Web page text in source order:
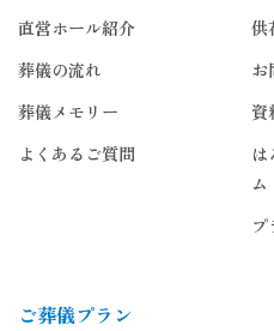
直営ホール紹介
葬儀の流れ
葬儀メモリー
よくあるご質問
供
お
資
ム
ご葬儀プラン